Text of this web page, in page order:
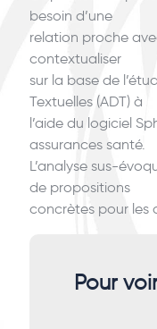
besoin d’une
relation proche
contextualiser
sur la base de
Textuelles (ADT) à
l’aide du logiciel
assurances santé.
L’analyse sus-
de propositions
concrètes pour les
Pour